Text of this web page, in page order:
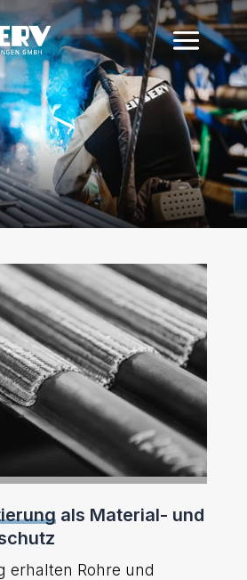
als Material- und
erhalten Rohre und